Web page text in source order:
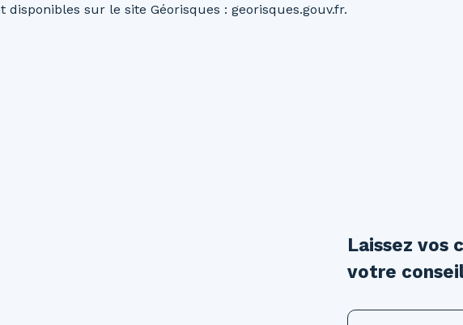
sur le site Géorisques : georisques.gouv.fr.
Laissez vos
votre